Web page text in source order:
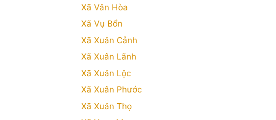
Xã Vân Hòa
Xã Vụ Bổn
Xã Xuân Cảnh
Xã Xuân Lãnh
Xã Xuân Lộc
Xã Xuân Phước
Xã Xuân Thọ